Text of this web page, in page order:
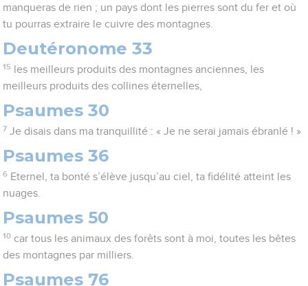
manqueras de rien ; un pays dont les pierres sont du fer et où
tu pourras extraire le cuivre des montagnes.
Deutéronome 33
15
les meilleurs produits des montagnes anciennes, les
meilleurs produits des collines éternelles,
Psaumes 30
7 Je disais dans ma tranquillité : « Je ne serai jamais ébranlé ! »
Psaumes 36
6 Eternel, ta bonté s’élève jusqu’au ciel, ta fidélité atteint les
nuages.
Psaumes 50
10 car tous les animaux des forêts sont à moi, toutes les bêtes
des montagnes par milliers.
Psaumes 76